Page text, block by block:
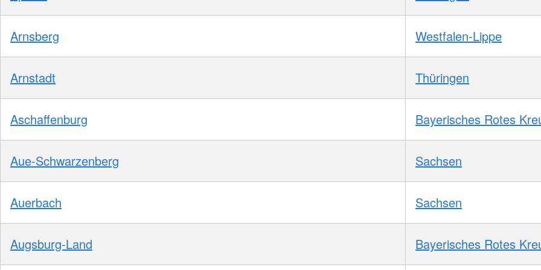
Arnsberg Westfalen-Lippe
Arnstadt Thüringen
Aschaffenburg Bayerisches Rotes
Aue-Schwarzenberg Sachsen
Auerbach Sachsen
Augsburg-Land Bayerisches Rotes